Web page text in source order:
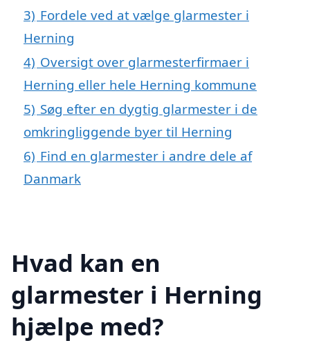
3) Fordele ved at vælge glarmester i
Herning
4) Oversigt over glarmesterfirmaer i
Herning eller hele Herning kommune
5) Søg efter en dygtig glarmester i de
omkringliggende byer til Herning
6) Find en glarmester i andre dele af
Danmark
Hvad kan en
glarmester i Herning
hjælpe med?